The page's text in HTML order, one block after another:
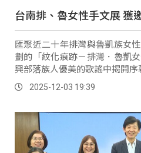
台南排、魯女性手文展 獲
匯聚近二十年排灣與魯凱族女
劃的「紋化痕跡－排灣．魯凱
興部落族人優美的歌謠中揭開序
2025-12-03 19:39